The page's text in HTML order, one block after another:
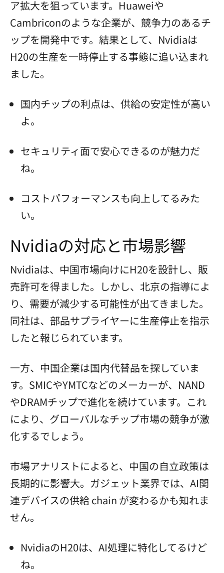
ア拡大を狙っています。Huaweiや
Cambriconのような企業が、競争力のあるチ
ップを開発中です。結果として、Nvidiaは
H20の生産を一時停止する事態に追い込まれ
ました。
国内チップの利点は、供給の安定性が高い
よ。
セキュリティ面で安心できるのが魅力だ
ね。
コストパフォーマンスも向上してるみた
い。
Nvidiaの対応と市場影響
Nvidiaは、中国市場向けにH20を設計し、販
売許可を得ました。しかし、北京の指導によ
り、需要が減少する可能性が出てきました。
同社は、部品サプライヤーに生産停止を指示
したと報じられています。
一方、中国企業は国内代替品を探していま
す。SMICやYMTCなどのメーカーが、NAND
やDRAMチップで進化を続けています。これ
により、グローバルなチップ市場の競争が激
化するでしょう。
市場アナリストによると、中国の自立政策は
長期的に影響大。ガジェット業界では、AI関
連デバイスの供給 chain が変わるかも知れま
せん。
NvidiaのH20は、AI処理に特化してるけど
ね。